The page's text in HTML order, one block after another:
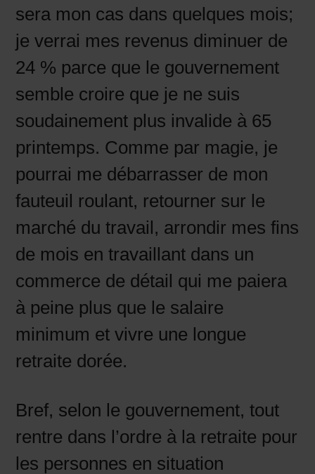
sera mon cas dans quelques mois;
je verrai mes revenus diminuer de
24 % parce que le gouvernement
semble croire que je ne suis
soudainement plus invalide à 65
printemps. Comme par magie, je
pourrai me débarrasser de mon
fauteuil roulant, retourner sur le
marché du travail, arrondir mes fins
de mois en travaillant dans un
commerce de détail qui me paiera
à peine plus que le salaire
minimum et vivre une longue
retraite dorée.
Bref, selon le gouvernement, tout
rentre dans l’ordre à la retraite pour
les personnes en situation